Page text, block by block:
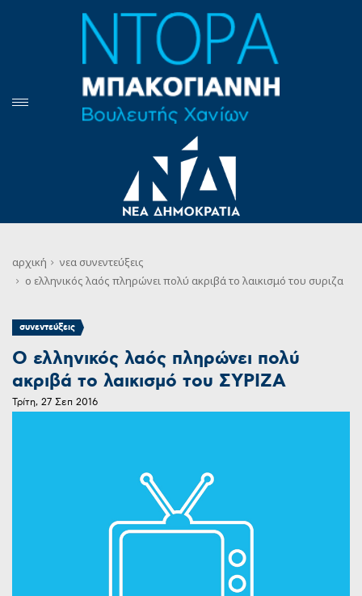
αρχική νεα συνεντεύξεις
ο ελληνικός λαός πληρώνει πολύ ακριβά το λαικισμό του συριζα
συνεντεύξεις
Ο ελληνικός λαός πληρώνει πολύ
ακριβά το λαικισμό του ΣΥΡΙΖΑ
Τρίτη, 27 Σεπ 2016